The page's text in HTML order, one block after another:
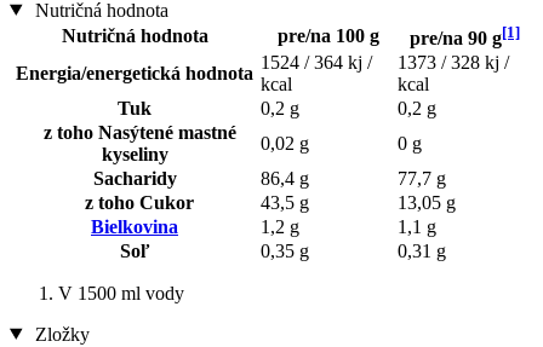
Nutričná hodnota
Nutričná hodnota
pre/na 100 g pre/na 90 g[1]
Energia/energetická hodnota
1524 / 364 kj /
kcal
1373 / 328 kj /
kcal
Tuk
0,2 g
0,2 g
z toho Nasýtené mastné
kyseliny
0,02 g
0 g
Sacharidy
86,4 g
77,7 g
z toho Cukor
43,5 g
13,05 g
Bielkovina
1,2 g
1,1 g
Soľ
0,35 g 0,31 g
V 1500 ml vody
Zložky